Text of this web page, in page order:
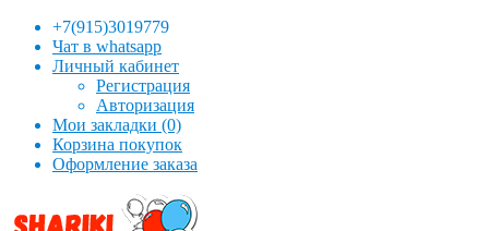
+7(915)3019779
Чат в whatsapp
Личный кабинет
Регистрация
Авторизация
Мои закладки (0)
Корзина покупок
Оформление заказа